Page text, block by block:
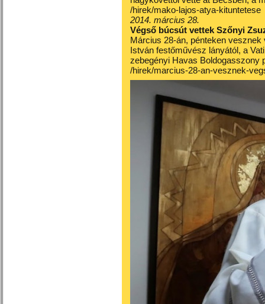
/hirek/mako-lajos-atya-kituntetese
2014. március 28.
Végső búcsút vettek Szőnyi
Március 28-án, pénteken
István festőművész lányától, a
zebegényi Havas Boldogasszony
/hirek/marcius-28-an-vesznek-